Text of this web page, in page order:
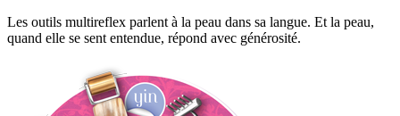
Les outils multireflex parlent à la peau dans sa langue. Et la peau,
quand elle se sent entendue, répond avec générosité.